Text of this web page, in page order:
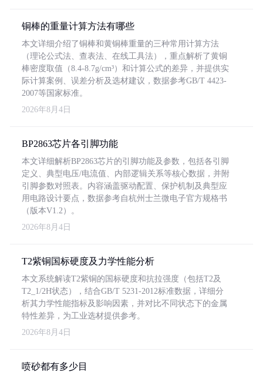
铜棒的重量计算方法有哪些
本文详细介绍了铜棒和黄铜棒重量的三种常用计算方法
（理论公式法、查表法、在线工具法），重点解析了黄铜
棒密度取值（8.4-8.7g/cm³）和计算公式的差异，并提供实
际计算案例、误差分析及选材建议，数据参考GB/T 4423-
2007等国家标准。
2026年8月4日
BP2863芯片各引脚功能
本文详细解析BP2863芯片的引脚功能及参数，包括各引脚
定义、典型电压/电流值、内部逻辑关系等核心数据，并附
引脚参数对照表。内容涵盖驱动配置、保护机制及典型应
用电路设计要点，数据参考自杭州士兰微电子官方规格书
（版本V1.2）。
2026年8月4日
T2紫铜国标硬度及力学性能分析
本文系统解读T2紫铜的国标硬度和抗拉强度（包括T2及
T2_1/2H状态），结合GB/T 5231-2012标准数据，详细分
析其力学性能指标及影响因素，并对比不同状态下的金属
特性差异，为工业选材提供参考。
2026年8月4日
喷砂都有多少目